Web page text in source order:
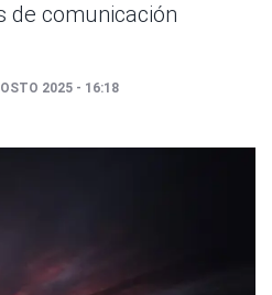
de comunicación
2025 - 16:18